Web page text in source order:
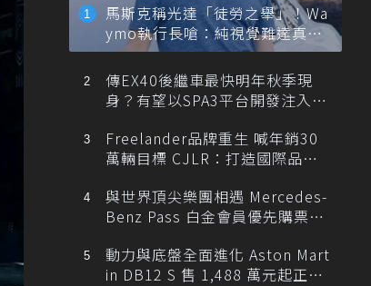
馬斯克稱光達「徒勞之舉」！Wa
ymo執行長嗆：純視覺難達真正
自動駕駛
傳EX40後繼車最快明年秋季現
身？有望以SPA3平台開發注入80
Freelander品牌重生 喊年銷30
萬輛目標 CJLR：打造國際品牌
與世界頂尖樂團相遇 Mercedes-
Benz Pass 白金會員優先購票維
動力與底盤全面進化 Aston Mart
in DB12 S 售 1,488 萬元起正式